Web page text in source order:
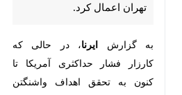
حداکثری آمریکا تا کنون به تحقق
وزارت خزانه داری این کشور روز
سه‌شنبه تحریم‌هایی را علیه یک
صرافی ایرانی و شرکت‌های وابسته به